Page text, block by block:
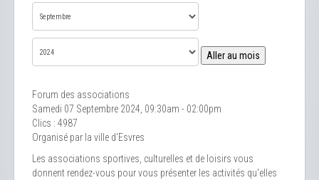
Aller au mois
Forum des associations
Samedi 07 Septembre 2024, 09:30am - 02:00pm
Clics : 4987
Organisé par la ville d'Esvres
Les associations sportives, culturelles et de loisirs vous
donnent rendez-vous pour vous présenter les activités qu'elles